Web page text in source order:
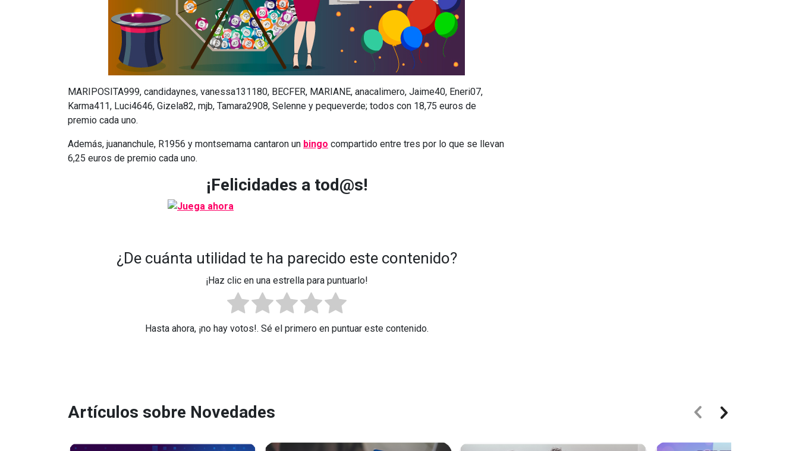
MARIPOSITA999, candidaynes, vanessa131180, BECFER, MARIANE, anacalimero, Jaime40, Eneri07,
Karma411, Luci4646, Gizela82, mjb, Tamara2908, Selenne y pequeverde; todos con 18,75 euros de
premio cada uno.
Además, juananchule, R1956 y montsemama cantaron un bingo compartido entre tres por lo que se llevan
6,25 euros de premio cada uno.
¡Felicidades a tod@s!
¿De cuánta utilidad te ha parecido este contenido?
¡Haz clic en una estrella para puntuarlo!
Hasta ahora, ¡no hay votos!. Sé el primero en puntuar este contenido.
Artículos sobre Novedades